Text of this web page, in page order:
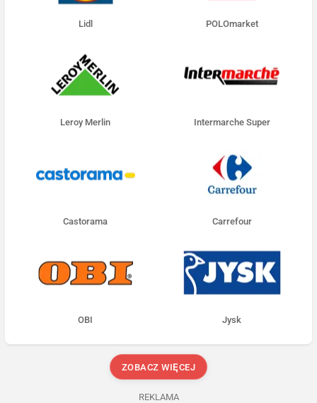
Lidl POLOmarket
Leroy Merlin Intermarche Super
Castorama Carrefour
OBI Jysk
ZOBACZ WIĘCEJ
REKLAMA